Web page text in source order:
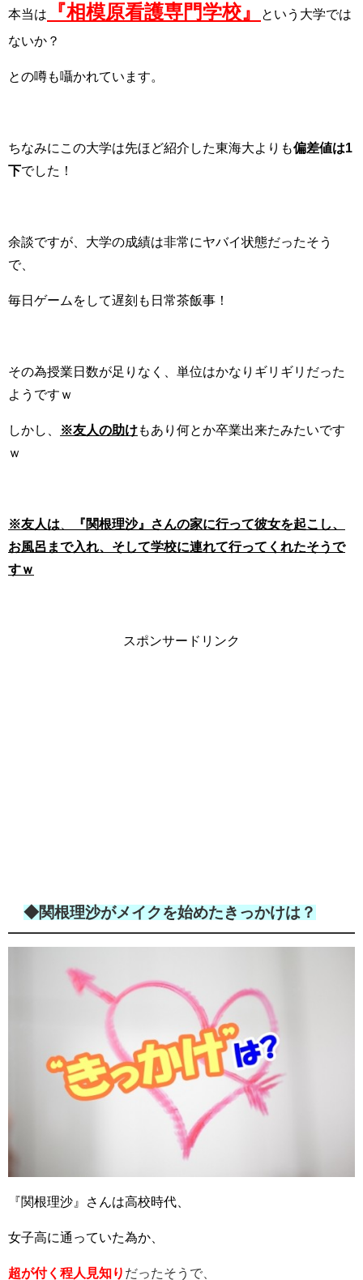
本当は 『相模原看護専門学校』 という大学では
ないか？
との噂も囁かれています。
ちなみにこの大学は先ほど紹介した東海大よりも偏差値は1
下でした！
余談ですが、大学の成績は非常にヤバイ状態だったそう
で、
毎日ゲームをして遅刻も日常茶飯事！
その為授業日数が足りなく、単位はかなりギリギリだった
ようですｗ
しかし、 ※友人の助けもあり何とか卒業出来たみたいです
ｗ
※友人は
『関根理沙』さんの家に行って彼女を起こし、
お風呂まで入れ、そして学校に連れて行ってくれたそうで
すｗ
スポンサードリンク
◆関根理沙がメイクを始めたきっかけは？
『関根理沙』さんは高校時代、
女子高に通っていた為か、
超が付く程人見知り だったそうで、